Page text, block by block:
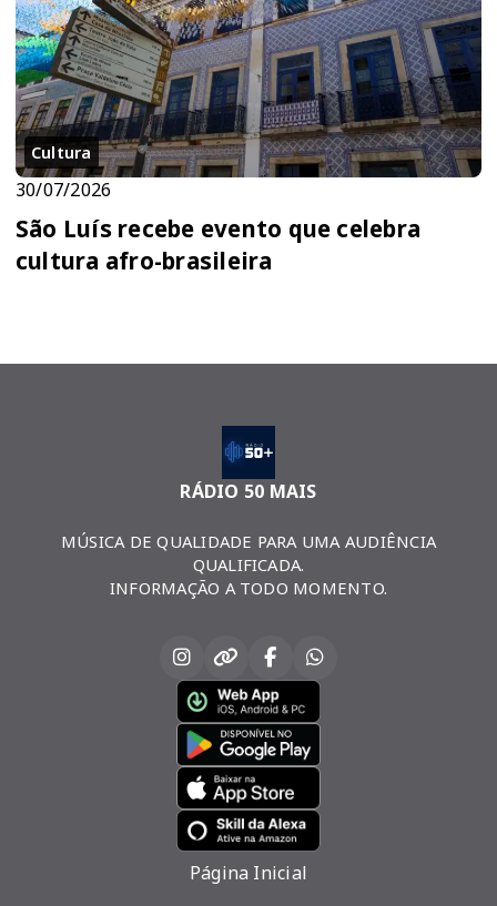
Cultura
30/07/2026
São Luís recebe evento que celebra
cultura afro-brasileira
RÁDIO 50 MAIS
MÚSICA DE QUALIDADE PARA UMA AUDIÊNCIA
QUALIFICADA.
INFORMAÇÃO A TODO MOMENTO.
Página Inicial